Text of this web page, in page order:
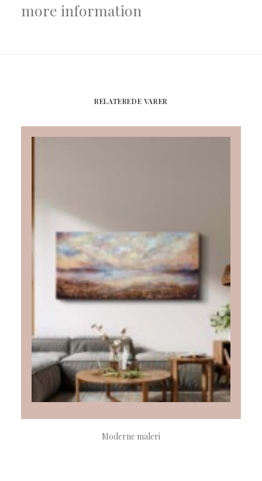
more information
RELATEREDE VARER
LÆS MERE
Moderne maleri